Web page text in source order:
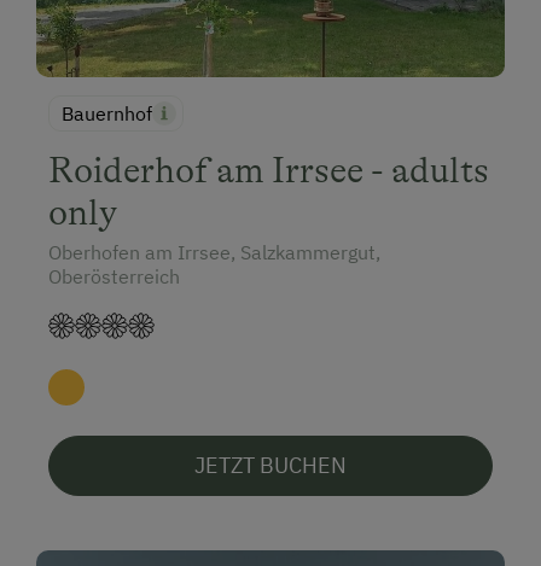
Bauernhof
Roiderhof am Irrsee - adults
only
Oberhofen am Irrsee, Salzkammergut,
Oberösterreich
JETZT BUCHEN